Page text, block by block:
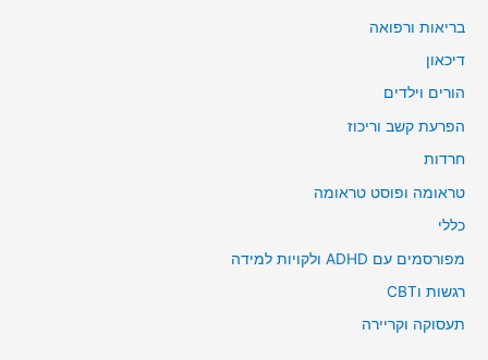
בריאות ורפואה
דיכאון
הורים וילדים
הפרעת קשב וריכוז
חרדות
טראומה ופוסט טראומה
כללי
מפורסמים עם ADHD ולקויות למידה
רגשות וCBT
תעסוקה וקריירה